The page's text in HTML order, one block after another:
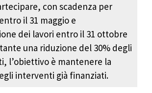
con scadenza per
il 31 maggio e
dei lavori entro il 31 ottobre
una riduzione del 30% degli
l’obiettivo è mantenere la
interventi già finanziati.